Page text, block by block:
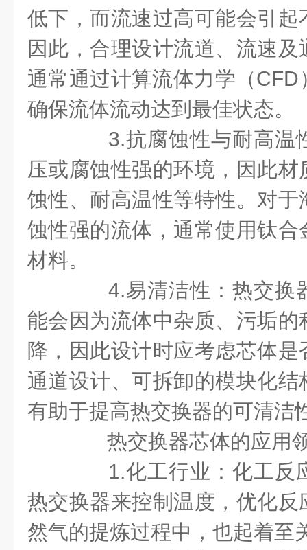
低下，而流速过高可能会引
因此，合理设计流道、流速
通常通过计算流体力学（
确保流体流动达到最佳状态。
3.抗腐蚀性与耐高温
压或腐蚀性强的环境，因此
蚀性、耐高温性等特性。对
蚀性强的流体，通常使用钛
材料。
4.易清洁性：热交换
能会因为流体中杂质、污垢
降，因此设计时应考虑芯体
通道设计、可拆卸的模块化
有助于提高热交换器的可清洁
热交换器芯体的应用
1.化工行业：化工反
热交换器来控制温度，优化
然气的提炼过程中，也起着至